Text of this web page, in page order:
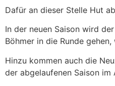
Dafür an dieser Stelle Hut
In der neuen Saison wird
Böhmer in die Runde
Hinzu kommen auch die
der abgelaufenen Saison